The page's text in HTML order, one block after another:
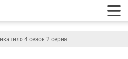
4 сезон 2 серия